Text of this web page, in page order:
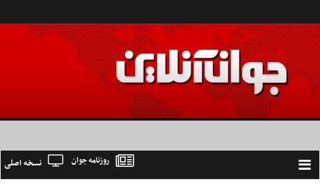
Toggle
نسخه اصلی روزنامه جوان